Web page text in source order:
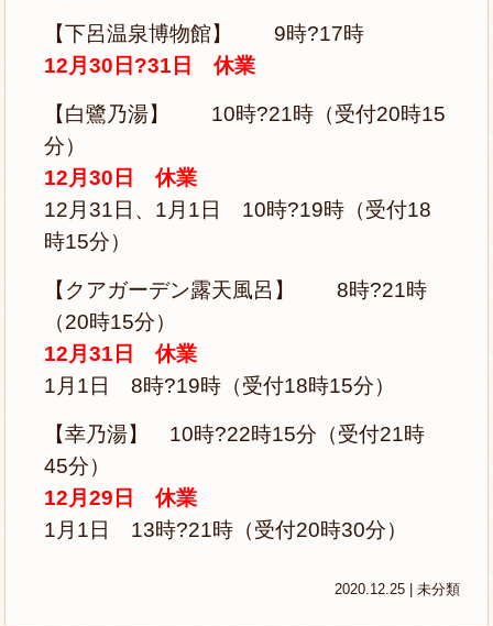
【下呂温泉博物館】 9時?17時
12月30日?31日 休業
【白鷺乃湯】 10時?21時（受付20時15
分）
12月30日 休業
12月31日、1月1日 10時?19時（受付18
時15分）
【クアガーデン露天風呂】 8時?21時
（20時15分）
12月31日 休業
1月1日 8時?19時（受付18時15分）
【幸乃湯】 10時?22時15分（受付21時
45分）
12月29日 休業
1月1日 13時?21時（受付20時30分）
2020.12.25 | 未分類